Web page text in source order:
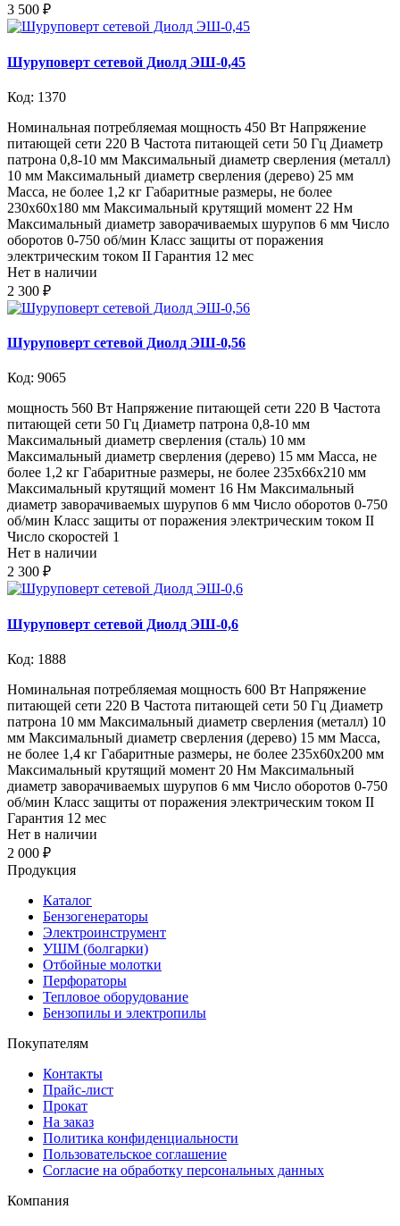
3 500 ₽
Шуруповерт сетевой Диолд ЭШ-0,45
Код: 1370
Номинальная потребляемая мощность 450 Вт Напряжение
питающей сети 220 В Частота питающей сети 50 Гц Диаметр
патрона 0,8-10 мм Максимальный диаметр сверления (металл)
10 мм Максимальный диаметр сверления (дерево) 25 мм
Масса, не более 1,2 кг Габаритные размеры, не более
230х60х180 мм Максимальный крутящий момент 22 Нм
Максимальный диаметр заворачиваемых шурупов 6 мм Число
оборотов 0-750 об/мин Класс защиты от поражения
электрическим током II Гарантия 12 мес
Нет в наличии
2 300 ₽
Шуруповерт сетевой Диолд ЭШ-0,56
Код: 9065
мощность 560 Вт Напряжение питающей сети 220 В Частота
питающей сети 50 Гц Диаметр патрона 0,8-10 мм
Максимальный диаметр сверления (сталь) 10 мм
Максимальный диаметр сверления (дерево) 15 мм Масса, не
более 1,2 кг Габаритные размеры, не более 235x66x210 мм
Максимальный крутящий момент 16 Нм Максимальный
диаметр заворачиваемых шурупов 6 мм Число оборотов 0-750
об/мин Класс защиты от поражения электрическим током II
Число скоростей 1
Нет в наличии
2 300 ₽
Шуруповерт сетевой Диолд ЭШ-0,6
Код: 1888
Номинальная потребляемая мощность 600 Вт Напряжение
питающей сети 220 В Частота питающей сети 50 Гц Диаметр
патрона 10 мм Максимальный диаметр сверления (металл) 10
мм Максимальный диаметр сверления (дерево) 15 мм Масса,
не более 1,4 кг Габаритные размеры, не более 235х60х200 мм
Максимальный крутящий момент 20 Нм Максимальный
диаметр заворачиваемых шурупов 6 мм Число оборотов 0-750
об/мин Класс защиты от поражения электрическим током II
Гарантия 12 мес
Нет в наличии
2 000 ₽
Продукция
Каталог
Бензогенераторы
Электроинструмент
УШМ (болгарки)
Отбойные молотки
Перфораторы
Тепловое оборудование
Бензопилы и электропилы
Покупателям
Контакты
Прайс-лист
Прокат
На заказ
Политика конфиденциальности
Пользовательское соглашение
Согласие на обработку персональных данных
Компания